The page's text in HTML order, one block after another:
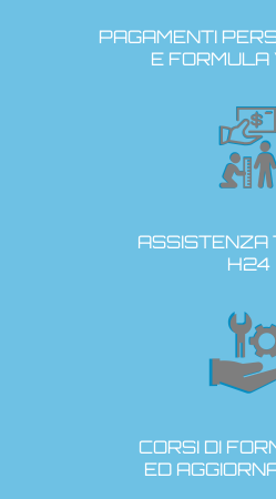
PAGAMENTI
E
ASSISTENZA
H24
CORSI DI
ED